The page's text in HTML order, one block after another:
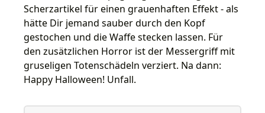
Scherzartikel für einen grauenhaften Effekt - als
hätte Dir jemand sauber durch den Kopf
gestochen und die Waffe stecken lassen. Für
den zusätzlichen Horror ist der Messergriff mit
gruseligen Totenschädeln verziert. Na dann:
Happy Halloween! Unfall.